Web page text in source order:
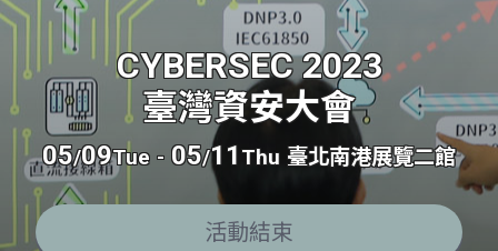
CYBERSEC 2023
臺灣資安大會
05/09Tue - 05/11 Thu 臺北南港展覽二館
活動結束